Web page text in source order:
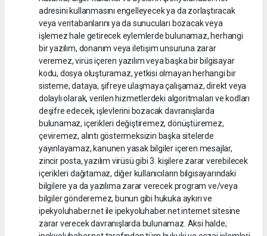
adresini kullanmasını engelleyecek ya da zorlaştıracak
veya veritabanlarını ya da sunucuları bozacak veya
işlemez hale getirecek eylemlerde bulunamaz, herhangi
bir yazılım, donanım veya iletişim unsuruna zarar
veremez, virüs içeren yazılım veya başka bir bilgisayar
kodu, dosya oluşturamaz, yetkisi olmayan herhangi bir
sisteme, dataya, şifreye ulaşmaya çalışamaz, direkt veya
dolaylı olarak, verilen hizmetlerdeki algoritmaları ve kodları
deşifre edecek, işlevlerini bozacak davranışlarda
bulunamaz, içerikleri değiştiremez, dönüştüremez,
çeviremez, alıntı göstermeksizin başka sitelerde
yayınlayamaz, kanunen yasak bilgiler içeren mesajlar,
zincir posta, yazılım virüsü gibi 3. kişilere zarar verebilecek
içerikleri dağıtamaz, diğer kullanıcıların bilgisayarındaki
bilgilere ya da yazılıma zarar verecek program ve/veya
bilgiler gönderemez, bunun gibi hukuka aykırı ve
ipekyoluhaber.net ile ipekyoluhaber.net internet sitesine
zarar verecek davranışlarda bulunamaz. Aksi halde;